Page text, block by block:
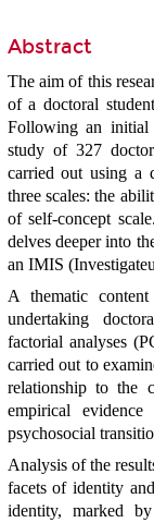
Abstract
The aim of this
of a doctoral
Following an initial
study of 327
carried out using a
three scales: the
of self-concept
delves deeper into
an IMIS
A thematic
undertaking
factorial analyses
carried out to
relationship to the
empirical
psychosocial
Analysis of the
facets of identity
identity, marked